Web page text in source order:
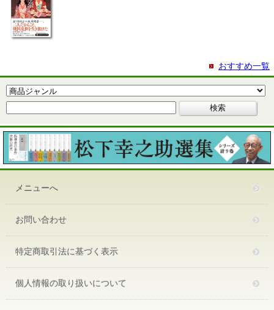
おすすめ一覧
メニューへ
お問い合わせ
特定商取引法に基づく表示
個人情報の取り扱いについて